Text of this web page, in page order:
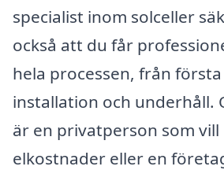
specialist inom solceller
också att du får
hela processen, från
installation och underhåll.
är en privatperson som vill
elkostnader eller en